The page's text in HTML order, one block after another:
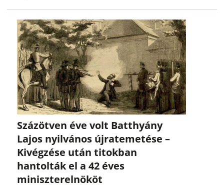
Százötven éve volt Batthyány
Lajos nyilvános újratemetése –
Kivégzése után titokban
hantolták el a 42 éves
miniszterelnököt